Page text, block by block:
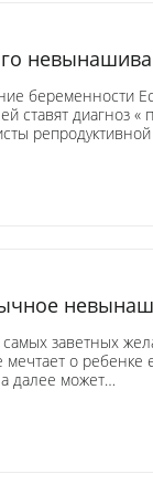
беременности
ставят диагноз
заветных
мечтает о
далее может…